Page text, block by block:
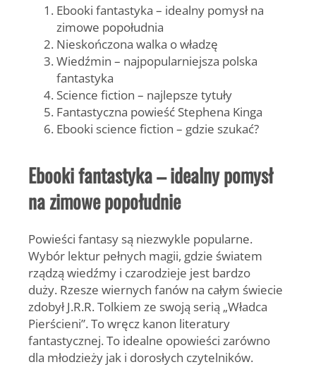
Ebooki fantastyka – idealny pomysł na
zimowe popołudnia
Nieskończona walka o władzę
Wiedźmin – najpopularniejsza polska
fantastyka
Science fiction – najlepsze tytuły
Fantastyczna powieść Stephena Kinga
Ebooki science fiction – gdzie szukać?
Ebooki fantastyka – idealny pomysł
na zimowe popołudnie
Powieści fantasy są niezwykle popularne.
Wybór lektur pełnych magii, gdzie światem
rządzą wiedźmy i czarodzieje jest bardzo
duży. Rzesze wiernych fanów na całym świecie
zdobył J.R.R. Tolkiem ze swoją serią „Władca
Pierścieni”. To wręcz kanon literatury
fantastycznej. To idealne opowieści zarówno
dla młodzieży jak i dorosłych czytelników.